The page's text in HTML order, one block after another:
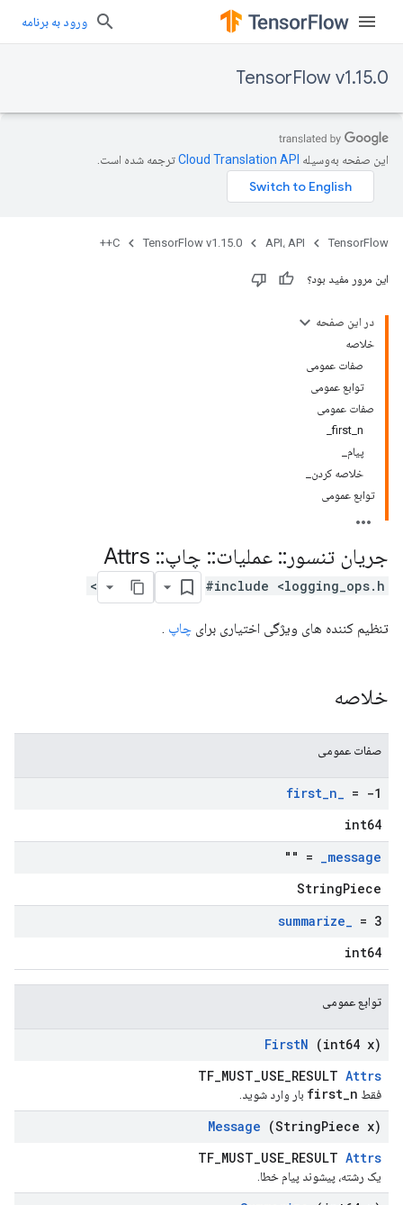
ورود به برنامه
TensorFlow v1.15.0
این صفحه به‌وسیله ترجمه شده است.
TensorFlow API، API TensorFlow v1.15.0
C++
این مرور مفید بود؟
در این صفحه
خلاصه
صفات عمومی
توابع عمومی
صفات عمومی
first_n_
پیام_
خلاصه کردن_
توابع عمومی
جریان تنسور :: عملیات:: چاپ::
#include <logging_ops.h>
تنظیم کننده های ویژگی اختیاری برای چاپ .
خلاصه
صفات عمومی
first_n_ = -1
int64
message
_
= ""
StringPiece
summarize_ = 3
int64
توابع عمومی
FirstN (int64 x)
TF_MUST_USE_RESULT Attrs
فقط first_n بار وارد شوید.
Message (StringPiece x)
TF_MUST_USE_RESULT Attrs
یک رشته، پیشوند پیام خطا.